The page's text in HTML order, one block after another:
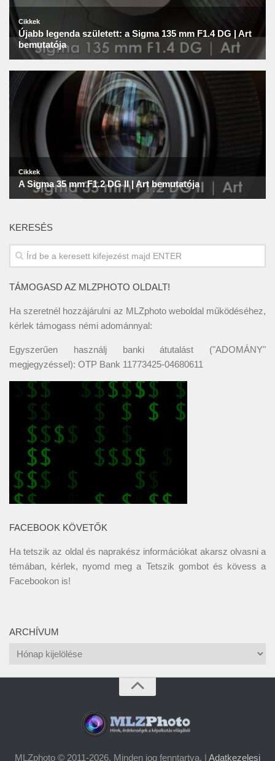
KERESÉS
TÁMOGASD AZ MLZPHOTO OLDALT!
Ha szeretnél hozzájárulni az MLZphoto weboldal működéséhez,
kérlek támogass némi adománnyal:
Egyszerűen használj banki átutalást ("ADOMÁNY"
megjegyzéssel): OTP Bank 11773425-04680611
FACEBOOK KÖVETŐK
Ha tetszik az oldal és naprakész információkat akarsz olvasni a
témában, kérlek, nyomd meg a Tetszik gombot és kövess a
Facebookon is!
ARCHÍVUM
Archívum
MLZphoto © 2011-2026. Minden jog fenntartva. | Adatkezelesi